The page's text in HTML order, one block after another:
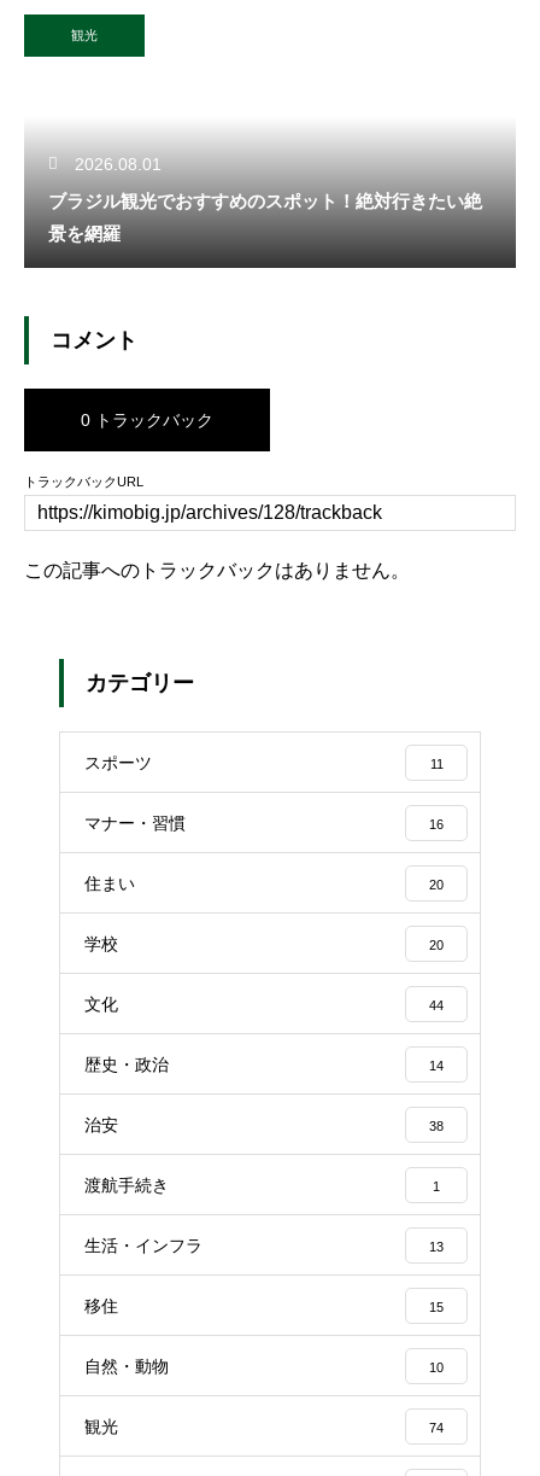
観光
2026.08.01
ブラジル観光でおすすめのスポット！絶対行きたい絶
景を網羅
コメント
0 トラックバック
トラックバックURL
この記事へのトラックバックはありません。
カテゴリー
スポーツ 11
マナー・習慣 16
住まい 20
学校 20
文化 44
歴史・政治 14
治安 38
渡航手続き 1
生活・インフラ 13
移住 15
自然・動物 10
観光 74